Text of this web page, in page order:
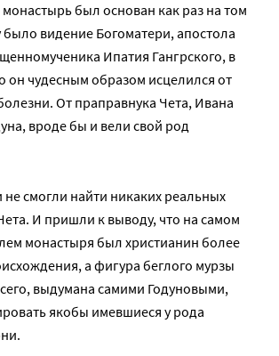
монастырь был основан как раз на том
было видение Богоматери, апостола
Ипатия Гангрского, в
он чудесным образом исцелился от
От праправнука Чета, Ивана
вроде бы и вели свой род
не смогли найти никаких реальных
И пришли к выводу, что на самом
монастыря был христианин более
а фигура беглого мурзы
выдумана самими Годуновыми,
якобы имевшиеся у рода